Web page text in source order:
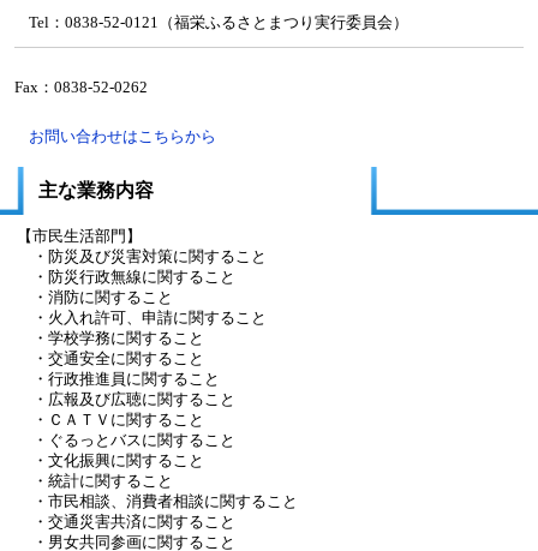
Tel：0838-52-0121（福栄ふるさとまつり実行委員会）
Fax：0838-52-0262
お問い合わせはこちらから
主な業務内容
【市民生活部門】
・防災及び災害対策に関すること
・防災行政無線に関すること
・消防に関すること
・火入れ許可、申請に関すること
・学校学務に関すること
・交通安全に関すること
・行政推進員に関すること
・広報及び広聴に関すること
・ＣＡＴＶに関すること
・ぐるっとバスに関すること
・文化振興に関すること
・統計に関すること
・市民相談、消費者相談に関すること
・交通災害共済に関すること
・男女共同参画に関すること